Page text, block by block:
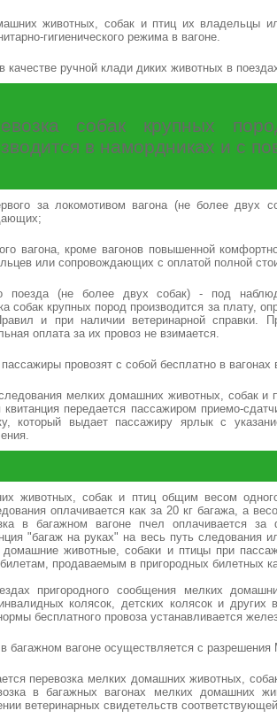
животных, собак и птиц их владельцы
гигиенического режима в вагоне.
качестве ручной клади диких животных в
собак крупных
в намордниках и с
за локомотивом вагона (не более двух
вагона, кроме вагонов повышенной
или сопровождающих с оплатой полной
поезда (не более двух собак) - под
собак крупных пород производится за плату,
и при наличии ветеринарной справки.
оплата за их провоз не взимается.
провозят с собой бесплатно в вагонах
мелких домашних животных, собак и
передается пассажиром приемо-
который выдает пассажиру ярлык с
животных, собак и птиц общим весом
оплачивается как за 20 кг багажа, а
в багажном вагоне пчел оплачивается
"багаж на руках" на весь путь следования
животные, собаки и птицы при
продаваемым в пригородных билетных
пригородного сообщения мелких
колясок, детских колясок и других
бесплатного провоза устанавливается
багажном вагоне осуществляется с
перевозка мелких домашних животных,
в багажных вагонах мелких домашних
ветеринарных свидетельств